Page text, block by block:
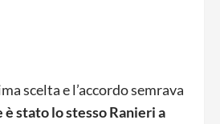
scelta e l’accordo semrava
è stato lo stesso Ranieri a